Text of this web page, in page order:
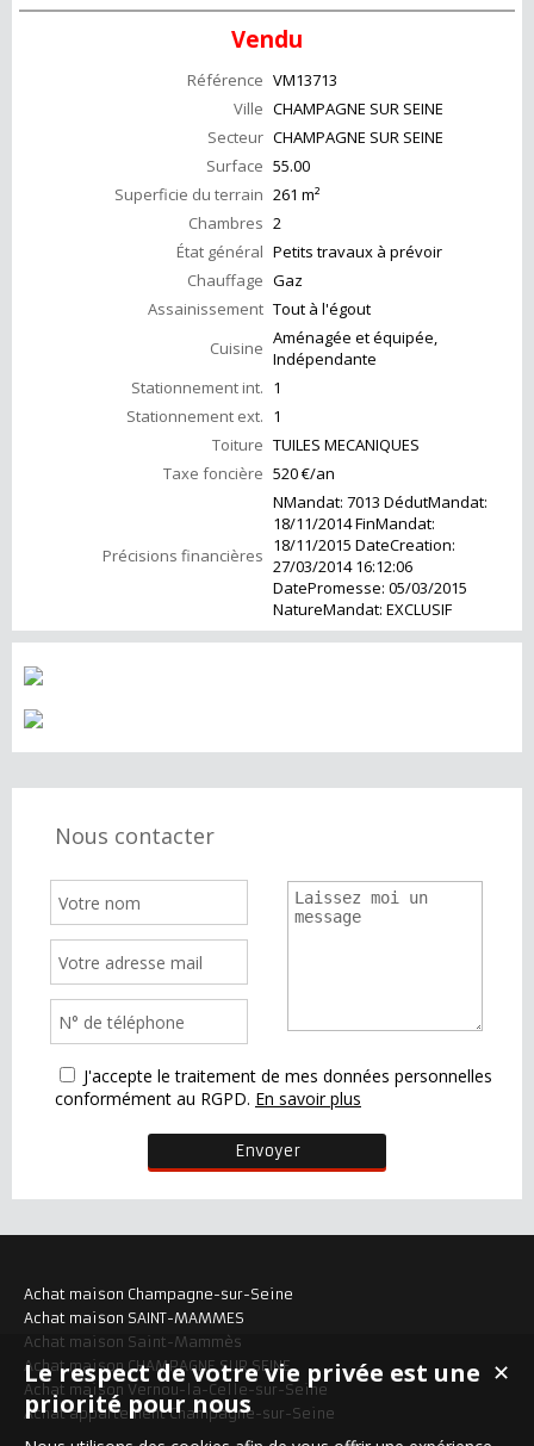
Vendu
Référence VM13713
Ville CHAMPAGNE SUR SEINE
Secteur CHAMPAGNE SUR SEINE
Surface 55.00
Superficie du terrain 261 m²
Chambres 2
État général Petits travaux à prévoir
Chauffage Gaz
Assainissement Tout à l'égout
Cuisine Aménagée et équipée,
Indépendante
Stationnement int. 1
Stationnement ext. 1
Toiture TUILES MECANIQUES
Taxe foncière 520 €/an
Précisions financières
NMandat: 7013 DédutMandat:
18/11/2014 FinMandat:
18/11/2015 DateCreation:
27/03/2014 16:12:06
DatePromesse: 05/03/2015
NatureMandat: EXCLUSIF
Nous contacter
J'accepte le traitement de mes données personnelles
conformément au RGPD. En savoir plus
Achat maison Champagne-sur-Seine
Achat maison SAINT-MAMMES
Achat maison Saint-Mammès
Achat maison CHAMPAGNE SUR SEINE
Achat maison Vernou-la-Celle-sur-Seine
Achat appartement Champagne-sur-Seine
✕
Le respect de votre vie privée est une
priorité pour nous